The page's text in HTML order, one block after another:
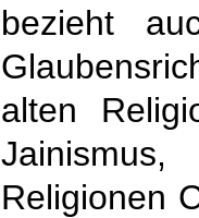
bezieht
alten
Religionen